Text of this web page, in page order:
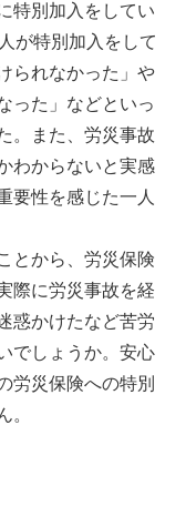
特別加入をしてい
が特別加入をして
られなかった」や
った」などといっ
。また、労災事故
わからないと実感
要性を感じた一人
とから、労災保険
際に労災事故を経
惑かけたなど苦労
でしょうか。安心
労災保険への特別
。